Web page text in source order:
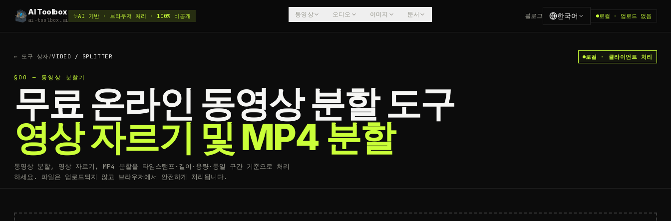
AI Toolbox
ai-toolbox.ai
✨AI 기반 · 브라우저 처리 · 100% 비공개 동영상 오디오 이미지 문서 블로그 한국어 로컬 · 업로드 없음
← 도구 상자/VIDEO / SPLITTER 로컬 · 클라이언트 처리
§00 — 동영상 분할기
무료 온라인 동영상 분할 도구
영상 자르기 및 MP4 분할
동영상 분할, 영상 자르기, MP4 분할을 타임스탬프·길이·용량·동일 구간 기준으로 처리
하세요. 파일은 업로드되지 않고 브라우저에서 안전하게 처리됩니다.